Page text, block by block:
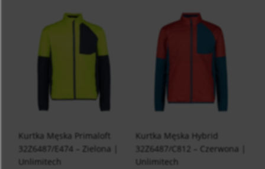
Kurtka Męska Primaloft
32Z6487/E474 – Zielona |
Unlimitech
Kurtka Męska Hybrid
32Z6487/C812 – Czerwona |
Unlimitech